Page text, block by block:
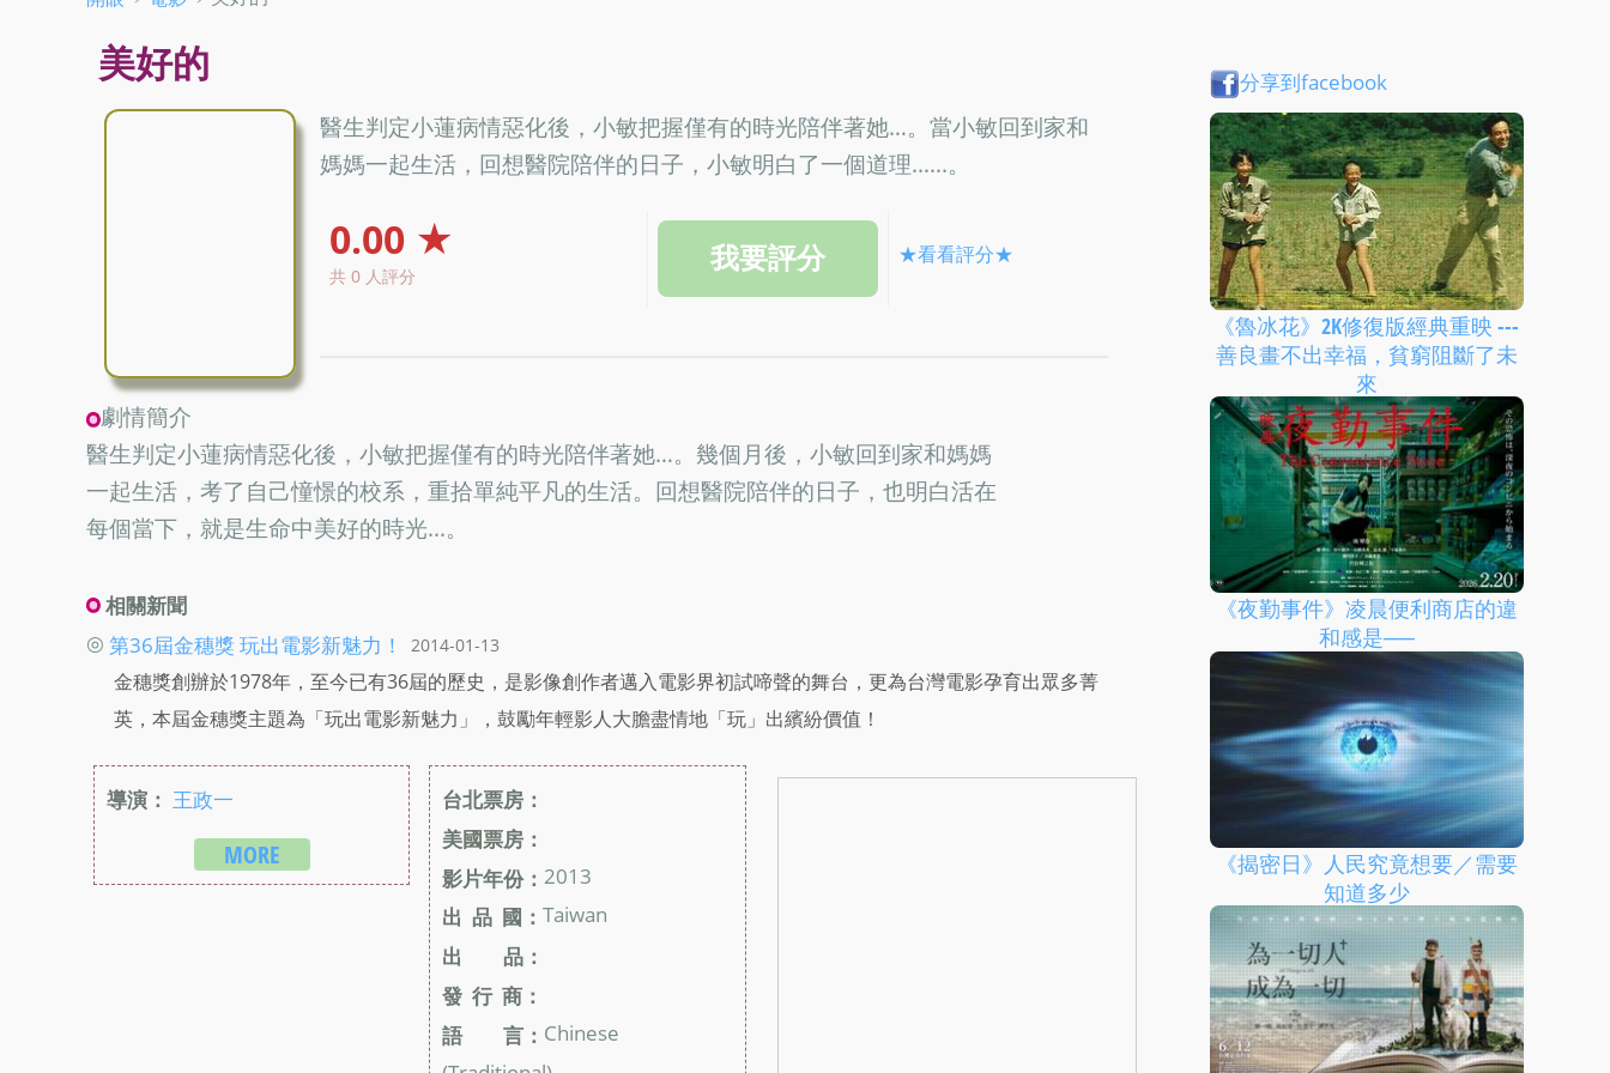
美好的
醫生判定小蓮病情惡化後，小敏把握僅有的時光陪伴著她…。當小敏回到家和
媽媽一起生活，回想醫院陪伴的日子，小敏明白了一個道理......。
0.00 ★
共 0 人評分
★看看評分★
劇情簡介
醫生判定小蓮病情惡化後，小敏把握僅有的時光陪伴著她…。幾個月後，小敏回到家和媽媽
一起生活，考了自己憧憬的校系，重拾單純平凡的生活。回想醫院陪伴的日子，也明白活在
每個當下，就是生命中美好的時光...。
相關新聞
◎ 第36屆金穗獎 玩出電影新魅力！ 2014-01-13
金穗獎創辦於1978年，至今已有36屆的歷史，是影像創作者邁入電影界初試啼聲的舞台，更為台灣電影孕育出眾多菁
英，本屆金穗獎主題為「玩出電影新魅力」，鼓勵年輕影人大膽盡情地「玩」出繽紛價值！
導演： 王政一
MORE
台北票房：
美國票房：
影片年份： 2013
出 品 國：Taiwan
出 品：
發 行 商：
語 言： Chinese
分享到facebook
《魯冰花》2K修復版經典重映 ---
善良畫不出幸福，貧窮阻斷了未
來
《夜勤事件》凌晨便利商店的違
和感是──
《揭密日》人民究竟想要／需要
知道多少